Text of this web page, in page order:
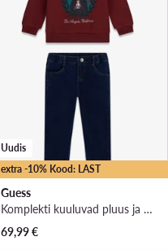
extra -10% Kood: LAST
Uudis
Guess
Komplekti kuuluvad pluus ja riidest püksid · Värviline
69,99€